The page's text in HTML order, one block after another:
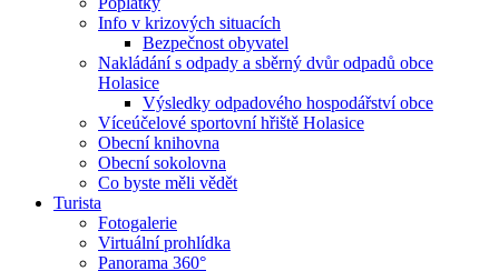
Info v krizových situacích
Bezpečnost obyvatel
Nakládání s odpady a sběrný dvůr odpadů obce
Holasice
Výsledky odpadového hospodářství obce
Víceúčelové sportovní hřiště Holasice
Obecní knihovna
Obecní sokolovna
Co byste měli vědět
Turista
Fotogalerie
Virtuální prohlídka
Panorama 360°